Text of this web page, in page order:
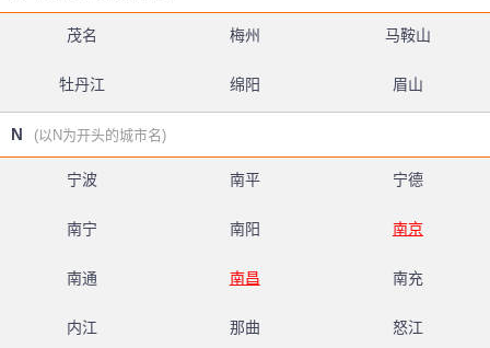
茂名 梅州 马鞍山
牡丹江 绵阳 眉山
N (以N为开头的城市名)
宁波 南平 宁德
南宁 南阳 南京
南通 南昌 南充
内江 那曲 怒江